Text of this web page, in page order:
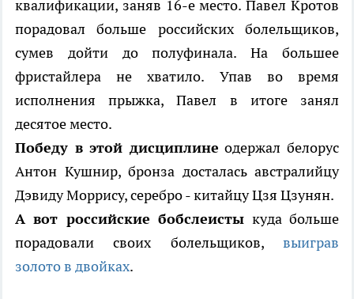
квалификации, заняв 16-е место. Павел Кротов
порадовал больше российских болельщиков,
сумев дойти до полуфинала. На большее
фристайлера не хватило. Упав во время
исполнения прыжка, Павел в итоге занял
десятое место.
Победу в этой дисциплине одержал белорус
Антон Кушнир, бронза досталась австралийцу
Дэвиду Моррису, серебро - китайцу Цзя Цзунян.
А вот российские бобслеисты куда больше
порадовали своих болельщиков, выиграв
золото в двойках.